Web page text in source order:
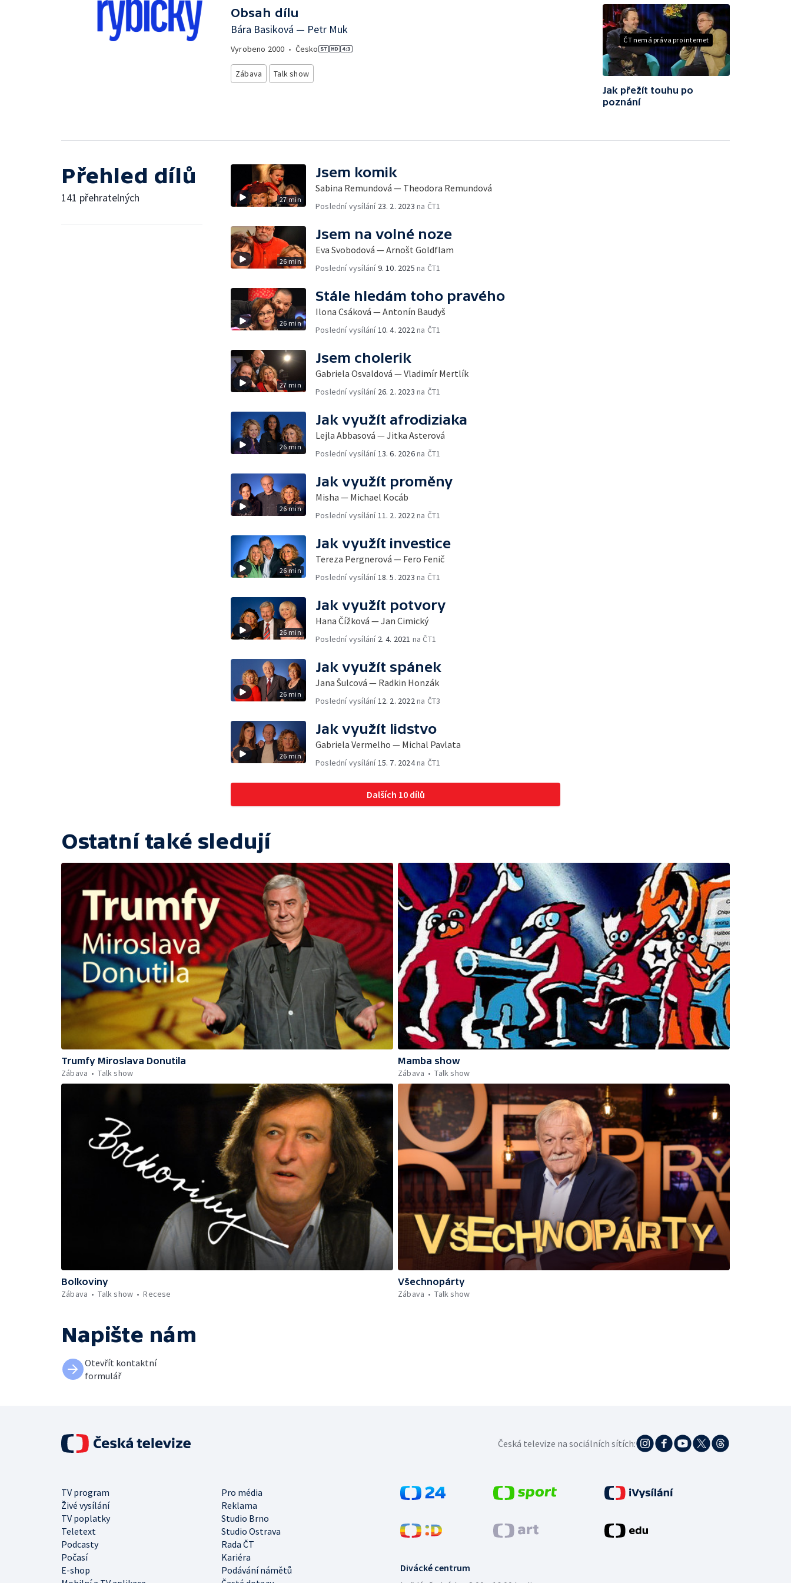
Obsah dílu
Bára Basiková — Petr Muk
Vyrobeno 2000 • Česko
Zábava Talk show
ČT nemá práva pro internet
Jak přežít touhu po
poznání
Přehled dílů
141 přehratelných 27 min
Jsem komik
Sabina Remundová — Theodora Remundová
Poslední vysílání 23. 2. 2023 na ČT1
26 min
Jsem na volné noze
Eva Svobodová — Arnošt Goldflam
Poslední vysílání9. 10. 2025 na ČT1
26 min
Stále hledám toho pravého
Ilona Csáková — Antonín Baudyš
Poslední vysílání 10. 4. 2022 na ČT1
27 min
Jsem cholerik
Gabriela Osvaldová — Vladimír Mertlík
Poslední vysílání 26. 2. 2023 na ČT1
26 min
Jak využít afrodiziaka
Lejla Abbasová — Jitka Asterová
Poslední vysílání 13. 6. 2026na ČT1
26 min
Jak využít proměny
Misha — Michael Kocáb
Poslední vysílání 11. 2. 2022 na ČT1
26 min
Jak využít investice
Tereza Pergnerová — Fero Fenič
Poslední vysílání 18. 5. 2023 na ČT1
26 min
Jak využít potvory
Hana Čížková — Jan Cimický
Poslední vysílání 2. 4. 2021 na ČT1
26 min
Jak využít spánek
Jana Šulcová — Radkin Honzák
Poslední vysílání 12. 2. 2022 na ČT3
26 min
Jak využít lidstvo
Gabriela Vermelho — Michal Pavlata
Poslední vysílání 15. 7. 2024na ČT1
Dalších 10 dílů
Ostatní také sledují
Trumfy Miroslava Donutila
Zábava
Talk show
Mamba show
Zábava
Talk show
Bolkoviny
Zábava
Talk show Recese
Všechnopárty
Zábava
Talk show
Napište nám
Otevřít kontaktní
formulář
Divácké centrum
TV program
Pro média
Živé vysílání
Reklama
TV poplatky
Studio Brno
Teletext
Studio Ostrava
Podcasty
Rada ČT
Počasí
Kariéra
E-shop
Podávání námětů
Česká televize na sociálních sítích: